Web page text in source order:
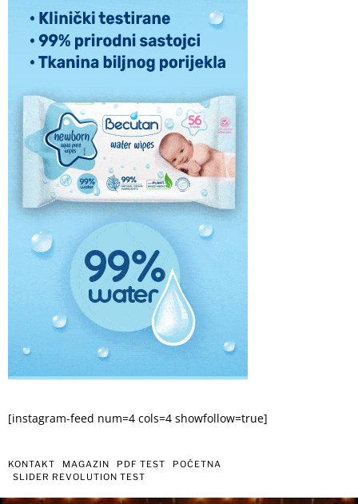
[instagram-feed num=4 cols=4 showfollow=true]
KONTAKT MAGAZIN PDF TEST
POČETNA
SLIDER REVOLUTION TEST